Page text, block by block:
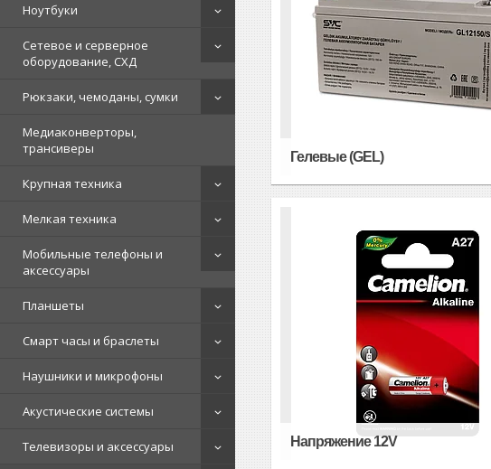
Ноутбуки
Сетевое и серверное
оборудование, СХД
Рюкзаки, чемоданы, сумки
Медиаконверторы,
трансиверы
Крупная техника
Мелкая техника
Мобильные телефоны и
аксессуары
Планшеты
Смарт часы и браслеты
Наушники и микрофоны
Акустические системы
Телевизоры и аксессуары
Гелевые (GEL)
Напряжение 12V